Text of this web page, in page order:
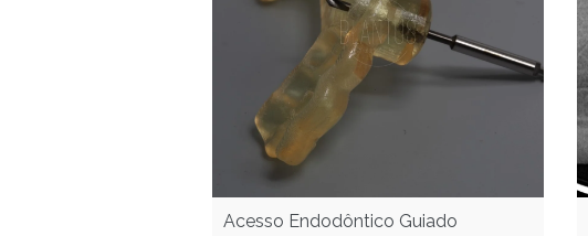
Acesso Endodôntico Guiado